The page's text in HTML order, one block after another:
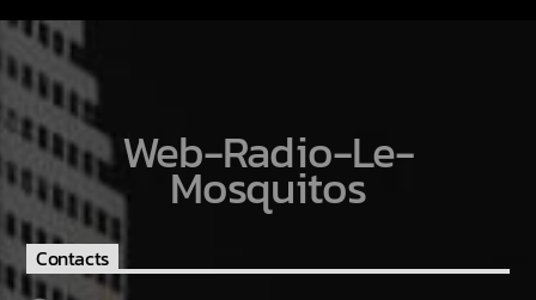
Web-Radio-Le-
Mosquitos
Contacts